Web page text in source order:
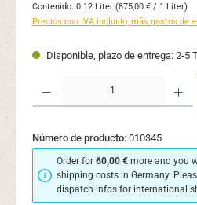
Contenido: 0.12 Liter (875,00 € / 1 Liter)
Precios con IVA incluido, más gastos de
Disponible, plazo de entrega: 2-5
Número de producto: 010345
Order for60,00 € more and you
shipping costs in Germany.
dispatch infos for international